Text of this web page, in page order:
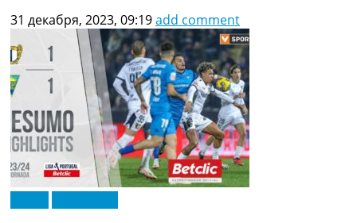
31 декабря, 2023, 09:19add comment